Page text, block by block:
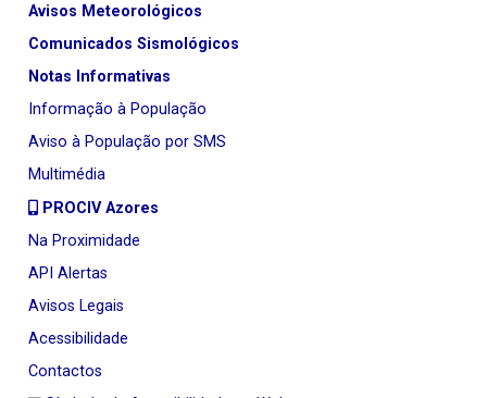
Avisos Meteorológicos
Comunicados Sismológicos
Notas Informativas
Informação à População
Aviso à População por SMS
Multimédia
PROCIV Azores
Na Proximidade
API Alertas
Avisos Legais
Acessibilidade
Contactos